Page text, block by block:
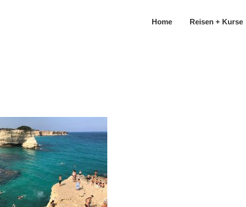
Home Reisen + Kurse